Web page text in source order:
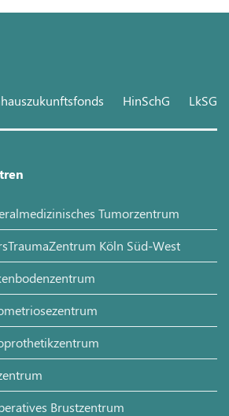
HinSchG LkSG
Tumorzentrum
Köln Süd-West
Brustzentrum